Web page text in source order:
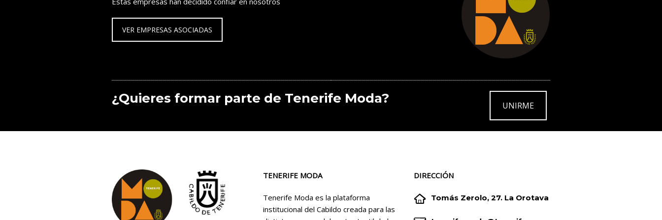
VER EMPRESAS ASOCIADAS
¿Quieres formar parte de Tenerife Moda? UNIRME
TENERIFE MODA
Tenerife Moda es la plataforma
institucional del Cabildo creada para las
DIRECCIÓN

 Tomás Zerolo, 27. La Orotava